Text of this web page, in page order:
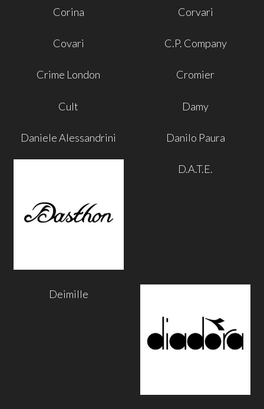
Corina Corvari
Covari C.P. Company
Crime London Cromier
Cult Damy
Daniele Alessandrini Danilo Paura
D.A.T.E.
Deimille